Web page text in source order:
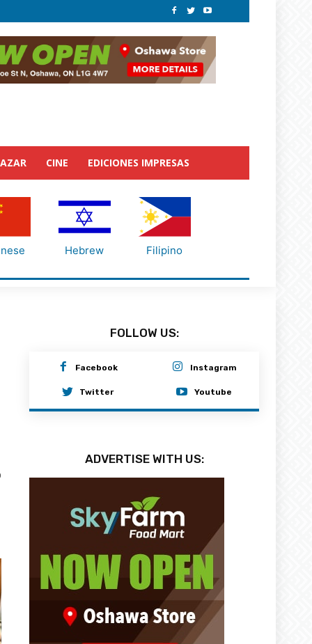
CINE EDICIONES IMPRESAS
Hebrew Filipino
FOLLOW US:
Facebook Instagram
Twitter Youtube
ADVERTISE WITH US: